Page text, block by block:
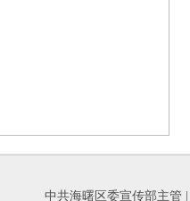
中共海曙区委宣传部主管